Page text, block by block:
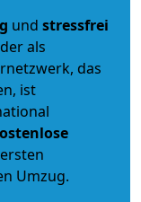
und stressfrei
als
das
ist
Umzug.